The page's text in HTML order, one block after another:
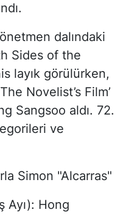
dalındaki
Sides of the
layık görülürken,
Novelist’s Film’
Sangsoo aldı. 72.
ve
Simon "Alcarras"
Ayı): Hong